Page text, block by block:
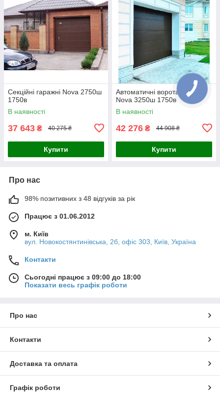
Секційні гаражні Nova 2750ш
1750в
В наявності
37 643 ₴ 40 275 ₴
Купити
Автоматичні ворота гаражні
Nova 3250ш 1750в
В наявності
42 276 ₴ 44 908 ₴
Купити
Про нас
98% позитивних з 48 відгуків за рік
Працює з 01.06.2012
м. Київ
вул. Новокостянтинівська, 2б, офіс 303, Київ, Україна
Контакти
Сьогодні працює з 09:00 до 18:00
Показати весь графік роботи
Про нас
Контакти
Доставка та оплата
Графік роботи